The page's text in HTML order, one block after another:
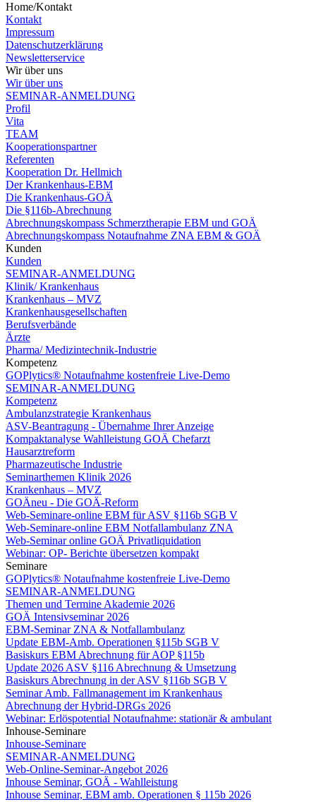
Home/Kontakt
Kontakt
Impressum
Datenschutzerklärung
Newsletterservice
Wir über uns
Wir über uns
SEMINAR-ANMELDUNG
Profil
Vita
TEAM
Kooperationspartner
Referenten
Kooperation Dr. Hellmich
Der Krankenhaus-EBM
Die Krankenhaus-GOÄ
Die §116b-Abrechnung
Abrechnungskompass Schmerztherapie EBM und GOÄ
Abrechnungskompass Notaufnahme ZNA EBM & GOÄ
Kunden
Kunden
SEMINAR-ANMELDUNG
Klinik/ Krankenhaus
Krankenhaus – MVZ
Krankenhausgesellschaften
Berufsverbände
Ärzte
Pharma/ Medizintechnik-Industrie
Kompetenz
GOPlytics® Notaufnahme kostenfreie Live-Demo
SEMINAR-ANMELDUNG
Kompetenz
Ambulanzstrategie Krankenhaus
ASV-Beantragung - Übernahme Ihrer Anzeige
Kompaktanalyse Wahlleistung GOÄ Chefarzt
Hausarztreform
Pharmazeutische Industrie
Seminarthemen Klinik 2026
Krankenhaus – MVZ
GOÄneu - Die GOÄ-Reform
Web-Seminare-online EBM für ASV §116b SGB V
Web-Seminare-online EBM Notfallambulanz ZNA
Web-Seminar online GOÄ Privatliquidation
Webinar: OP- Berichte übersetzen kompakt
Seminare
GOPlytics® Notaufnahme kostenfreie Live-Demo
SEMINAR-ANMELDUNG
Themen und Termine Akademie 2026
GOÄ Intensivseminar 2026
EBM-Seminar ZNA & Notfallambulanz
Update EBM-Amb. Operationen §115b SGB V
Basiskurs EBM Abrechnung für AOP §115b
Update 2026 ASV §116 Abrechnung & Umsetzung
Basiskurs Abrechnung in der ASV §116b SGB V
Seminar Amb. Fallmanagement im Krankenhaus
Abrechnung der Hybrid-DRGs 2026
Webinar: Erlöspotential Notaufnahme: stationär & ambulant
Inhouse-Seminare
Inhouse-Seminare
SEMINAR-ANMELDUNG
Web-Online-Seminar-Angebot 2026
Inhouse Seminar, GOÄ - Wahlleistung
Inhouse Seminar, EBM amb. Operationen § 115b 2026